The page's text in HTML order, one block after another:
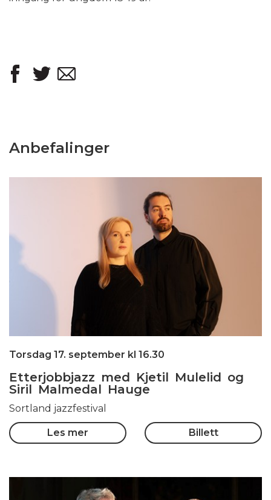
Anbefalinger
Torsdag 17. september kl 16.30
Etterjobbjazz med Kjetil Mulelid og
Siril Malmedal Hauge
Sortland jazzfestival
Les mer Billett